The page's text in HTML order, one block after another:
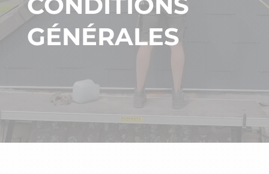
GÉNÉRALES